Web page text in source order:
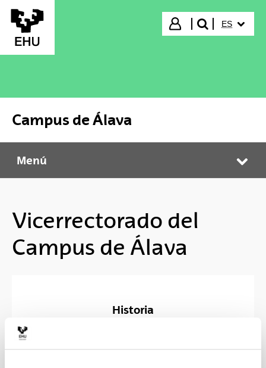
Saltar al contenido principal
Iniciar sesión
buscar"
ES
Campus de Álava
Campus de Álava
Menú
Vicerrectorado del
Campus de Álava
Historia